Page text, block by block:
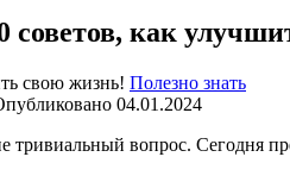
как
Полезно знать
04.01.2024
тривиальный вопрос.